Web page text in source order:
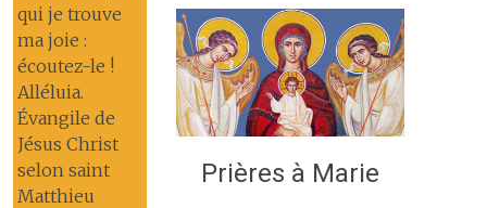
qui je trouve
ma joie :
écoutez-le !
Alléluia.
Évangile de
Jésus Christ
selon saint
Matthieu
Prières à Marie